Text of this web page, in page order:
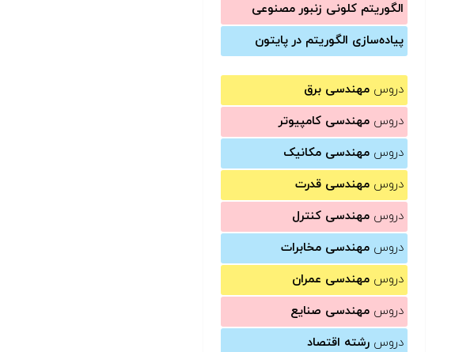
الگوریتم کلونی زنبور مصنوعی
پیاده‌سازی الگوریتم در پایتون
دروس مهندسی برق
دروس مهندسی کامپیوتر
دروس مهندسی مکانیک
دروس مهندسی قدرت
دروس مهندسی کنترل
دروس مهندسی مخابرات
دروس مهندسی عمران
دروس مهندسی صنایع
دروس رشته اقتصاد